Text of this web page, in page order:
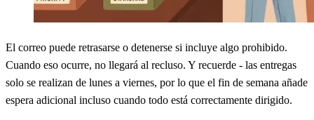
El correo puede retrasarse o detenerse si incluye algo prohibido.
Cuando eso ocurre, no llegará al recluso. Y recuerde - las entregas
solo se realizan de lunes a viernes, por lo que el fin de semana añade
espera adicional incluso cuando todo está correctamente dirigido.